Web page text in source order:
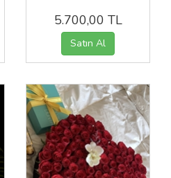
5.700,00 TL